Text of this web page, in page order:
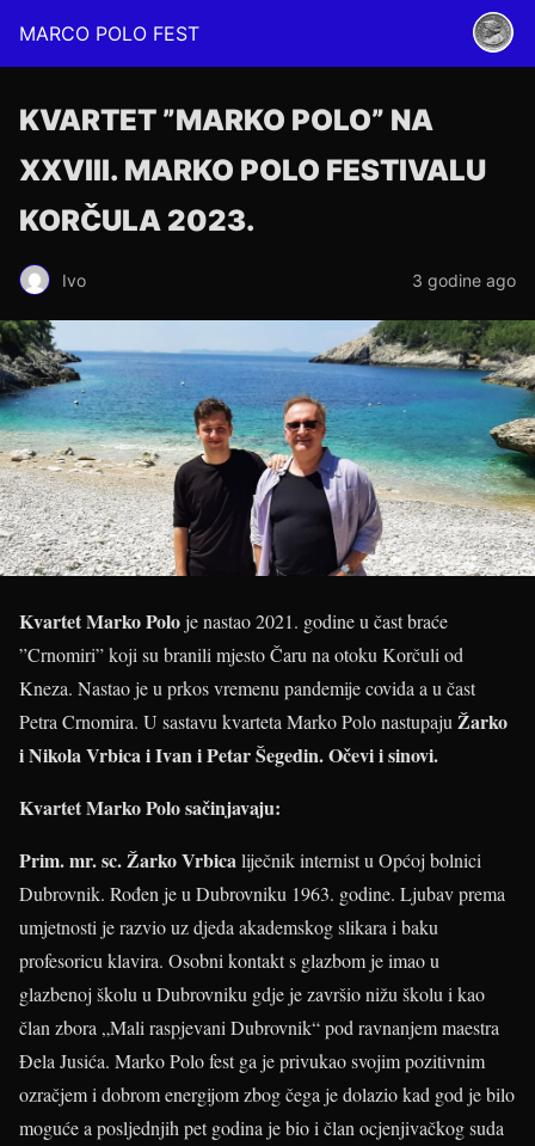
MARCO POLO FEST
KVARTET ”MARKO POLO” NA
XXVIII. MARKO POLO FESTIVALU
KORČULA 2023.
Ivo 3 godine ago
Kvartet Marko Poloje nastao 2021. godine u čast braće
”Crnomiri” koji su branili mjesto Čaru na otoku Korčuli od
Kneza. Nastao je u prkos vremenu pandemije covida a u čast
Petra Crnomira. U sastavu kvarteta Marko Polo nastupaju Žarko
i Nikola Vrbica i Ivan i Petar Šegedin. Očevi i sinovi.
Kvartet Marko Polo sačinjavaju:
Prim. mr. sc. Žarko Vrbicaliječnik internist u Općoj bolnici
Dubrovnik. Rođen je u Dubrovniku 1963. godine. Ljubav prema
umjetnosti je razvio uz djeda akademskog slikara i baku
profesoricu klavira. Osobni kontakt s glazbom je imao u
glazbenoj školu u Dubrovniku gdje je završio nižu školu i kao
član zbora „Mali raspjevani Dubrovnik“ pod ravnanjem maestra
Đela Jusića. Marko Polo fest ga je privukao svojim pozitivnim
ozračjem i dobrom energijom zbog čega je dolazio kad god je bilo
moguće a posljednjih pet godina je bio i član ocjenjivačkog suda